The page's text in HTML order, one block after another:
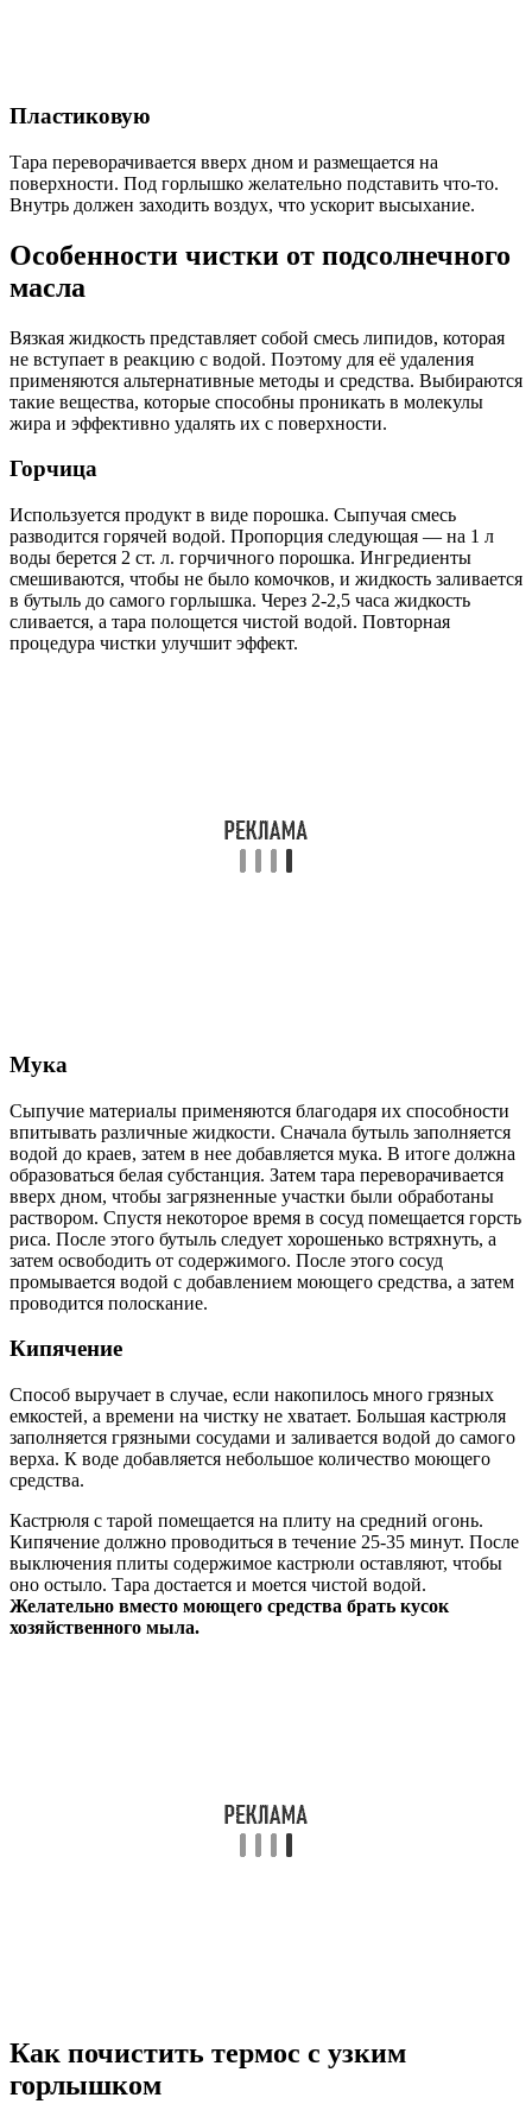
Пластиковую
Тара переворачивается вверх дном и размещается на
поверхности. Под горлышко желательно подставить что-то.
Внутрь должен заходить воздух, что ускорит высыхание.
Особенности чистки от подсолнечного
масла
Вязкая жидкость представляет собой смесь липидов, которая
не вступает в реакцию с водой. Поэтому для её удаления
применяются альтернативные методы и средства. Выбираются
такие вещества, которые способны проникать в молекулы
жира и эффективно удалять их с поверхности.
Горчица
Используется продукт в виде порошка. Сыпучая смесь
разводится горячей водой. Пропорция следующая — на 1 л
воды берется 2 ст. л. горчичного порошка. Ингредиенты
смешиваются, чтобы не было комочков, и жидкость заливается
в бутыль до самого горлышка. Через 2-2,5 часа жидкость
сливается, а тара полощется чистой водой. Повторная
процедура чистки улучшит эффект.
Мука
Сыпучие материалы применяются благодаря их способности
впитывать различные жидкости. Сначала бутыль заполняется
водой до краев, затем в нее добавляется мука. В итоге должна
образоваться белая субстанция. Затем тара переворачивается
вверх дном, чтобы загрязненные участки были обработаны
раствором. Спустя некоторое время в сосуд помещается горсть
риса. После этого бутыль следует хорошенько встряхнуть, а
затем освободить от содержимого. После этого сосуд
промывается водой с добавлением моющего средства, а затем
проводится полоскание.
Кипячение
Способ выручает в случае, если накопилось много грязных
емкостей, а времени на чистку не хватает. Большая кастрюля
заполняется грязными сосудами и заливается водой до самого
верха. К воде добавляется небольшое количество моющего
средства.
Кастрюля с тарой помещается на плиту на средний огонь.
Кипячение должно проводиться в течение 25-35 минут. После
выключения плиты содержимое кастрюли оставляют, чтобы
оно остыло. Тара достается и моется чистой водой.
Желательно вместо моющего средства брать кусок
хозяйственного мыла.
Как почистить термос с узким
горлышком